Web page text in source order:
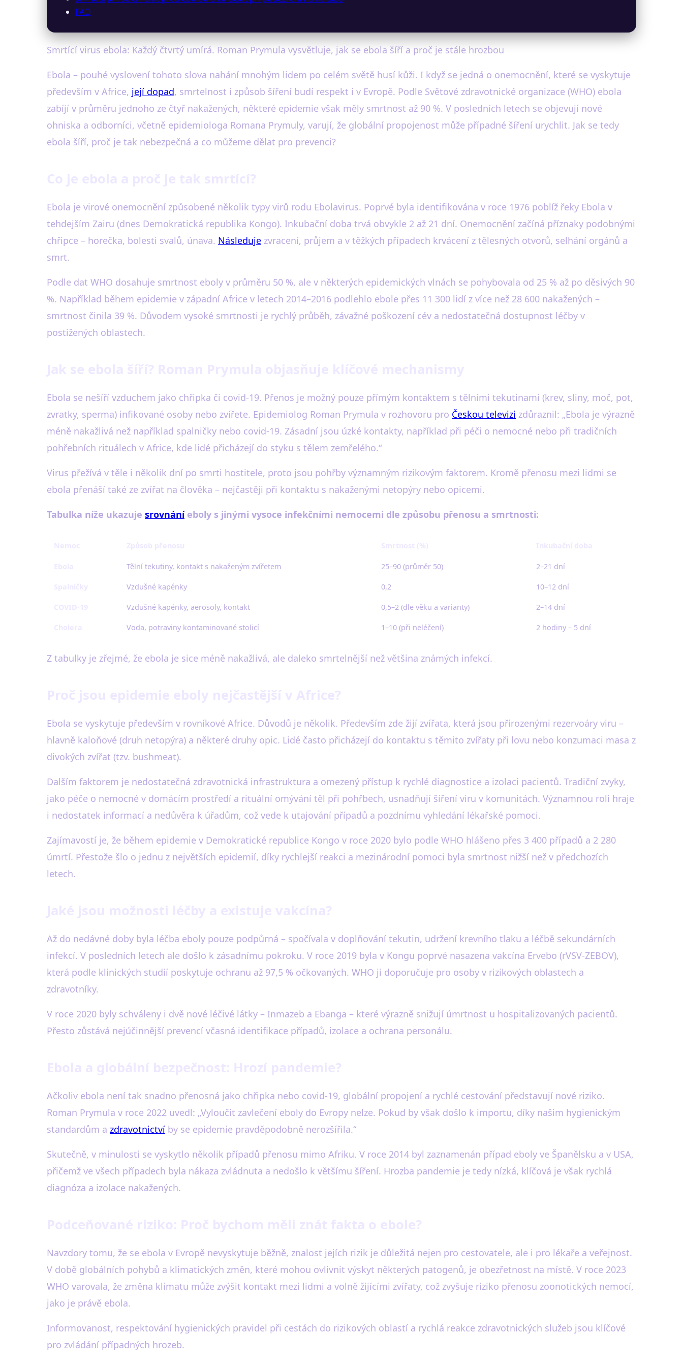
FAQ
Smrtící virus ebola: Každý čtvrtý umírá. Roman Prymula vysvětluje, jak se ebola šíří a proč je stále hrozbou
Ebola – pouhé vyslovení tohoto slova nahání mnohým lidem po celém světě husí kůži. I když se jedná o onemocnění, které se vyskytuje
především v Africe, její dopad, smrtelnost i způsob šíření budí respekt i v Evropě. Podle Světové zdravotnické organizace (WHO) ebola
zabíjí v průměru jednoho ze čtyř nakažených, některé epidemie však měly smrtnost až 90 %. V posledních letech se objevují nové
ohniska a odborníci, včetně epidemiologa Romana Prymuly, varují, že globální propojenost může případné šíření urychlit. Jak se tedy
ebola šíří, proč je tak nebezpečná a co můžeme dělat pro prevenci?
Ebola je virové onemocnění způsobené několik typy virů rodu Ebolavirus. Poprvé byla identifikována v roce 1976 poblíž řeky Ebola v
tehdejším Zairu (dnes Demokratická republika Kongo). Inkubační doba trvá obvykle 2 až 21 dní. Onemocnění začíná příznaky podobnými
chřipce – horečka, bolesti svalů, únava. Následuje zvracení, průjem a v těžkých případech krvácení z tělesných otvorů, selhání orgánů a
smrt.
Podle dat WHO dosahuje smrtnost eboly v průměru 50 %, ale v některých epidemických vlnách se pohybovala od 25 % až po děsivých 90
%. Například během epidemie v západní Africe v letech 2014–2016 podlehlo ebole přes 11 300 lidí z více než 28 600 nakažených –
smrtnost činila 39 %. Důvodem vysoké smrtnosti je rychlý průběh, závažné poškození cév a nedostatečná dostupnost léčby v
postižených oblastech.
Ebola se nešíří vzduchem jako chřipka či covid-19. Přenos je možný pouze přímým kontaktem s tělními tekutinami (krev, sliny, moč, pot,
zvratky, sperma) infikované osoby nebo zvířete. Epidemiolog Roman Prymula v rozhovoru pro Českou televizi zdůraznil: „Ebola je výrazně
méně nakažlivá než například spalničky nebo covid-19. Zásadní jsou úzké kontakty, například při péči o nemocné nebo při tradičních
pohřebních rituálech v Africe, kde lidé přicházejí do styku s tělem zemřelého.“
Virus přežívá v těle i několik dní po smrti hostitele, proto jsou pohřby významným rizikovým faktorem. Kromě přenosu mezi lidmi se
ebola přenáší také ze zvířat na člověka – nejčastěji při kontaktu s nakaženými netopýry nebo opicemi.
Tabulka níže ukazuje srovnáníeboly s jinými vysoce infekčními nemocemi dle způsobu přenosu a smrtnosti:
Tělní tekutiny, kontakt s nakaženým zvířetem 25–90 (průměr 50) 2–21 dní
Vzdušné kapénky 0,2 10–12 dní
Vzdušné kapénky, aerosoly, kontakt 0,5–2 (dle věku a varianty) 2–14 dní
Voda, potraviny kontaminované stolicí 1–10 (při neléčení) 2 hodiny – 5 dní
Z tabulky je zřejmé, že ebola je sice méně nakažlivá, ale daleko smrtelnější než většina známých infekcí.
Ebola se vyskytuje především v rovníkové Africe. Důvodů je několik. Především zde žijí zvířata, která jsou přirozenými rezervoáry viru –
hlavně kaloňové (druh netopýra) a některé druhy opic. Lidé často přicházejí do kontaktu s těmito zvířaty při lovu nebo konzumaci masa z
divokých zvířat (tzv. bushmeat).
Dalším faktorem je nedostatečná zdravotnická infrastruktura a omezený přístup k rychlé diagnostice a izolaci pacientů. Tradiční zvyky,
jako péče o nemocné v domácím prostředí a rituální omývání těl při pohřbech, usnadňují šíření viru v komunitách. Významnou roli hraje
i nedostatek informací a nedůvěra k úřadům, což vede k utajování případů a pozdnímu vyhledání lékařské pomoci.
Zajímavostí je, že během epidemie v Demokratické republice Kongo v roce 2020 bylo podle WHO hlášeno přes 3 400 případů a 2 280
úmrtí. Přestože šlo o jednu z největších epidemií, díky rychlejší reakci a mezinárodní pomoci byla smrtnost nižší než v předchozích
letech.
Až do nedávné doby byla léčba eboly pouze podpůrná – spočívala v doplňování tekutin, udržení krevního tlaku a léčbě sekundárních
infekcí. V posledních letech ale došlo k zásadnímu pokroku. V roce 2019 byla v Kongu poprvé nasazena vakcína Ervebo (rVSV-ZEBOV),
která podle klinických studií poskytuje ochranu až 97,5 % očkovaných. WHO ji doporučuje pro osoby v rizikových oblastech a
zdravotníky.
V roce 2020 byly schváleny i dvě nové léčivé látky – Inmazeb a Ebanga – které výrazně snižují úmrtnost u hospitalizovaných pacientů.
Přesto zůstává nejúčinnější prevencí včasná identifikace případů, izolace a ochrana personálu.
Ačkoliv ebola není tak snadno přenosná jako chřipka nebo covid-19, globální propojení a rychlé cestování představují nové riziko.
Roman Prymula v roce 2022 uvedl: „Vyloučit zavlečení eboly do Evropy nelze. Pokud by však došlo k importu, díky našim hygienickým
standardům a zdravotnictví by se epidemie pravděpodobně nerozšířila.“
Skutečně, v minulosti se vyskytlo několik případů přenosu mimo Afriku. V roce 2014 byl zaznamenán případ eboly ve Španělsku a v USA,
přičemž ve všech případech byla nákaza zvládnuta a nedošlo k většímu šíření. Hrozba pandemie je tedy nízká, klíčová je však rychlá
diagnóza a izolace nakažených.
Navzdory tomu, že se ebola v Evropě nevyskytuje běžně, znalost jejích rizik je důležitá nejen pro cestovatele, ale i pro lékaře a veřejnost.
V době globálních pohybů a klimatických změn, které mohou ovlivnit výskyt některých patogenů, je obezřetnost na místě. V roce 2023
WHO varovala, že změna klimatu může zvýšit kontakt mezi lidmi a volně žijícími zvířaty, což zvyšuje riziko přenosu zoonotických nemocí,
jako je právě ebola.
Informovanost, respektování hygienických pravidel při cestách do rizikových oblastí a rychlá reakce zdravotnických služeb jsou klíčové
pro zvládání případných hrozeb.